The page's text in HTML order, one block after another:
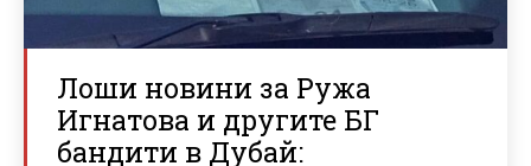
Лоши новини за Ружа
Игнатова и другите БГ
бандити в Дубай: